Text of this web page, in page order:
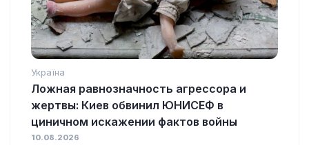
Україна
Ложная равнозначность агрессора и
жертвы: Киев обвинил ЮНИСЕФ в
циничном искажении фактов войны
10.08.2026